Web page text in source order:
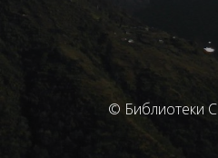
© Библиотеки